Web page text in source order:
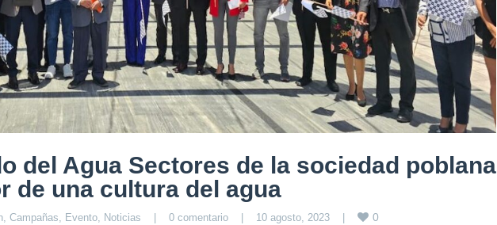
del Agua Sectores de la sociedad poblana
de una cultura del agua
, Campañas, Evento, Noticias 0 comentario 10 agosto, 2023 0